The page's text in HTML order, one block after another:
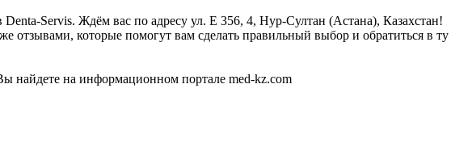
Servis. Ждём вас по адресу ул. Е 356, 4, Нур-Султан (Астана), Казахстан!
которые помогут вам сделать правильный выбор и обратиться в ту
найдете на информационном портале med-kz.com